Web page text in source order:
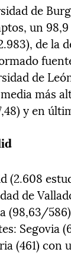
de
un
de la
de
más
y en
(2.608
de
(98,63/
Segovia
(461)